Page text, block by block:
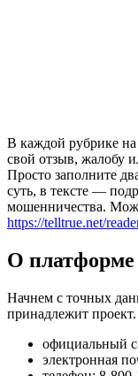
В каждой рубрике на
свой отзыв, жалобу
Просто заполните
суть, в тексте —
мошенничества.
https://telltrue.net/
О
Начнем с точных
принадлежит
официальный
электронная